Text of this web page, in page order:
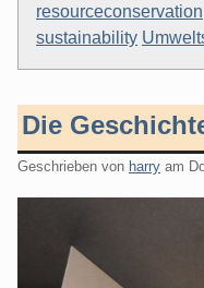
resourceconservation
sustainability
Die
Geschrieben von harry am